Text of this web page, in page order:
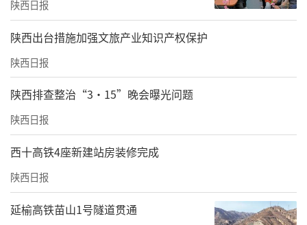
陕西日报
​陕西出台措施加强文旅产业知识产权保护
陕西日报
陕西排查整治“3·15”晚会曝光问题
陕西日报
西十高铁4座新建站房装修完成
陕西日报
延榆高铁苗山1号隧道贯通